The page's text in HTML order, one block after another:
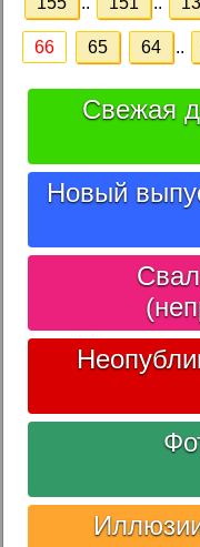
66 65 64 ..
Свежая
Новый